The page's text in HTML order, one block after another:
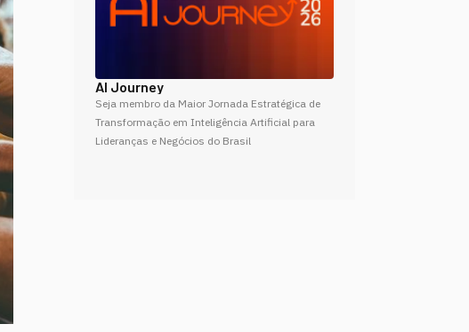
AI Journey
Seja membro da Maior Jornada Estratégica de
Transformação em Inteligência Artificial para
Lideranças e Negócios do Brasil